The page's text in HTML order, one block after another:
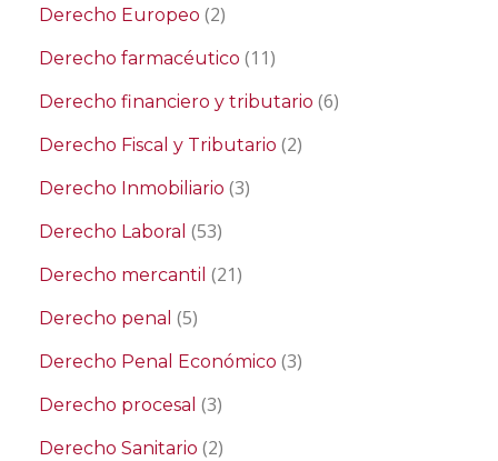
Derecho Europeo (2)
Derecho farmacéutico (11)
Derecho financiero y tributario (6)
Derecho Fiscal y Tributario (2)
Derecho Inmobiliario (3)
Derecho Laboral (53)
Derecho mercantil (21)
Derecho penal (5)
Derecho Penal Económico (3)
Derecho procesal (3)
Derecho Sanitario (2)